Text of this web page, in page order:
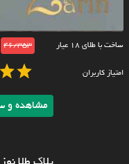
ساخت با طلای ۱۸ عیار 46/353
امتیاز کاربران
مشاهده و